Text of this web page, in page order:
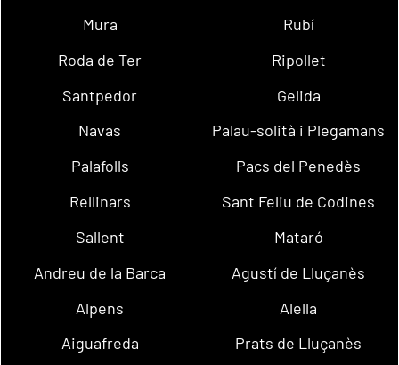
Mura
Rubí
Roda de Ter
Ripollet
Santpedor
Gelida
Navas
Palau-solità i Plegamans
Palafolls
Pacs del Penedès
Rellinars
Sant Feliu de Codines
Sallent
Mataró
Andreu de la Barca
Agustí de Lluçanès
Alpens
Alella
Aiguafreda
Prats de Lluçanès